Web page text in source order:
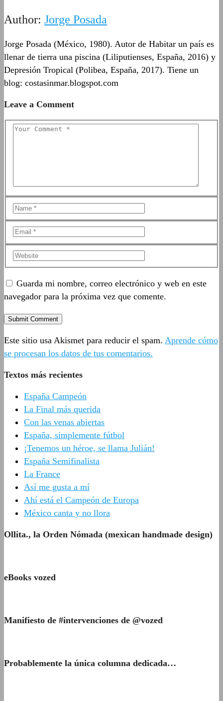
Author: Jorge Posada
Jorge Posada (México, 1980). Autor de Habitar un país es
llenar de tierra una piscina (Liliputienses, España, 2016) y
Depresión Tropical (Polibea, España, 2017). Tiene un
blog: costasinmar.blogspot.com
Leave a Comment
Guarda mi nombre, correo electrónico y web en este
navegador para la próxima vez que comente.
Este sitio usa Akismet para reducir el spam. Aprende cómo
se procesan los datos de tus comentarios.
Textos más recientes
España Campeón
La Final más querida
Con las venas abiertas
España, simplemente fútbol
¡Tenemos un héroe, se llama Julián!
España Semifinalista
La France
Así me gusta a mí
Ahí está el Campeón de Europa
México canta y no llora
Ollita., la Orden Nómada (mexican handmade design)
eBooks vozed
Manifiesto de #intervenciones de @vozed
Probablemente la única columna dedicada…